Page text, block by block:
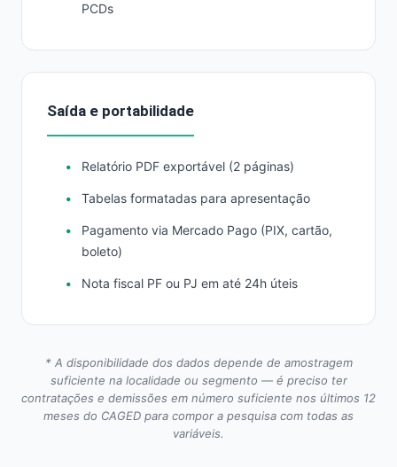
PCDs
Saída e portabilidade
Relatório PDF exportável (2 páginas)
Tabelas formatadas para apresentação
Pagamento via Mercado Pago (PIX, cartão,
boleto)
Nota fiscal PF ou PJ em até 24h úteis
* A disponibilidade dos dados depende de amostragem
suficiente na localidade ou segmento — é preciso ter
contratações e demissões em número suficiente nos últimos 12
meses do CAGED para compor a pesquisa com todas as
variáveis.